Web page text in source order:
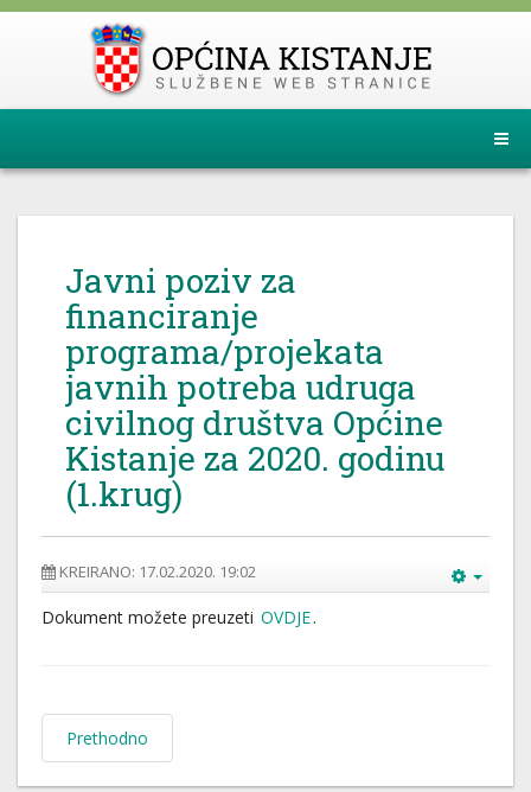
Javni poziv za
financiranje
programa/projekata
javnih potreba udruga
civilnog društva Općine
Kistanje za 2020. godinu
(1.krug)
KREIRANO: 17.02.2020. 19:02
Dokument možete preuzeti OVDJE.
Prethodno